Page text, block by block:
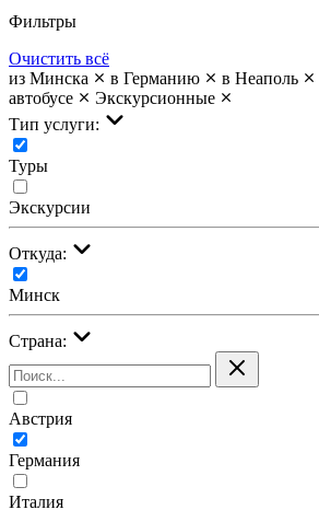
Фильтры
Очистить всё
из Минска
в Германию в Неаполь
автобусе
Экскурсионные
Тип услуги:
Туры
Экскурсии
Откуда:
Минск
Страна:
Австрия
Германия
Италия